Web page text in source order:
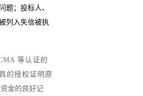
题； 投标人、
列入失信被执
等认证的
的授权证明原
金的良好记